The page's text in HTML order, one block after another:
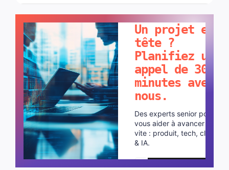
Un projet en
tête ?
Planifiez un
appel de 30
minutes avec
nous.
Des experts senior pour
vous aider à avancer plus
vite : produit, tech, cloud
& IA.
Planifier un appel